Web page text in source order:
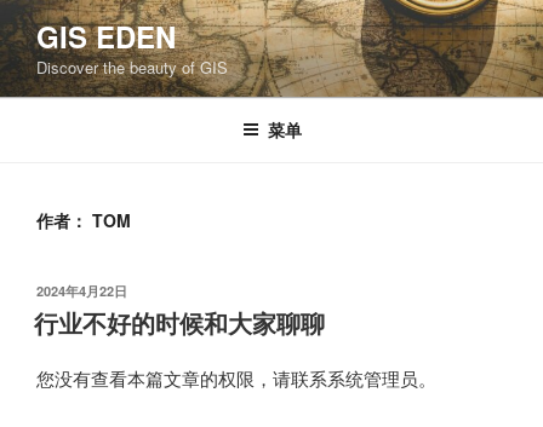
至
容
GIS EDEN
Discover the beauty of GIS
菜单
作者： TOM
发
布
于
2024年4月22日
行业不好的时候和大家聊聊
您没有查看本篇文章的权限，请联系系统管理员。